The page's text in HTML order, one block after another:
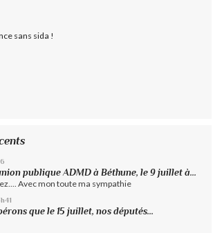
sans sida !
publique ADMD à Béthune, le 9 juillet à...
Avec mon toute ma sympathie
que le 15 juillet, nos députés...